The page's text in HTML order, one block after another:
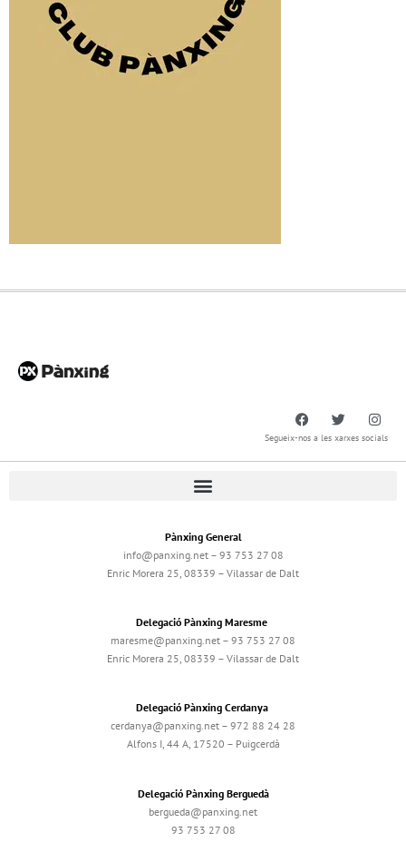
Segueix-nos a les xarxes socials
Pànxing General
info@panxing.net – 93 753 27 08
Enric Morera 25, 08339 – Vilassar de Dalt
Delegació Pànxing Maresme
maresme@panxing.net – 93 753 27 08
Enric Morera 25, 08339 – Vilassar de Dalt
Delegació Pànxing Cerdanya
cerdanya@panxing.net – 972 88 24 28
Alfons I, 44 A, 17520 – Puigcerdà
Delegació Pànxing Berguedà
bergueda@panxing.net
93 753 27 08